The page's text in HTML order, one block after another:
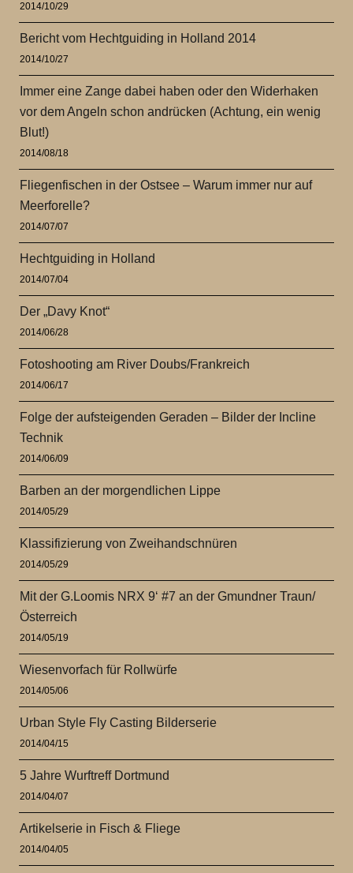
2014/10/29
Bericht vom Hechtguiding in Holland 2014
2014/10/27
Immer eine Zange dabei haben oder den Widerhaken
vor dem Angeln schon andrücken (Achtung, ein wenig
Blut!)
2014/08/18
Fliegenfischen in der Ostsee – Warum immer nur auf
Meerforelle?
2014/07/07
Hechtguiding in Holland
2014/07/04
Der „Davy Knot“
2014/06/28
Fotoshooting am River Doubs/Frankreich
2014/06/17
Folge der aufsteigenden Geraden – Bilder der Incline
Technik
2014/06/09
Barben an der morgendlichen Lippe
2014/05/29
Klassifizierung von Zweihandschnüren
2014/05/29
Mit der G.Loomis NRX 9‘ #7 an der Gmundner Traun/
Österreich
2014/05/19
Wiesenvorfach für Rollwürfe
2014/05/06
Urban Style Fly Casting Bilderserie
2014/04/15
5 Jahre Wurftreff Dortmund
2014/04/07
Artikelserie in Fisch & Fliege
2014/04/05